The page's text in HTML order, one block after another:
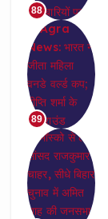
88
89